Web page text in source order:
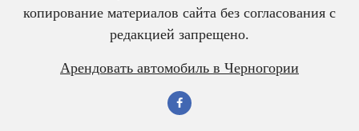
3 дешевих підгодівлі в
червні — і перець
Чому гірчиця — це
справжній скарб для
копирование материалов сайта без согласования с
редакцией запрещено.
Арендовать автомобиль в Черногории